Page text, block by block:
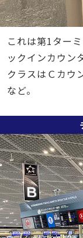
これは第1ター
ックインカウン
クラスはＣカウ
など。